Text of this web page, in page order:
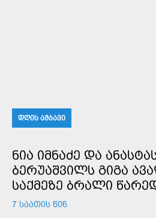
ᲓᲦᲘᲡ ᲐᲛᲑᲐᲕᲘ
ᲜᲘᲐ ᲘᲛᲜᲐᲫᲔ ᲓᲐ
ᲑᲔᲠᲣᲐᲨᲕᲘᲚᲡ ᲒᲘᲒᲐ
ᲡᲐᲥᲛᲔᲖᲔ ᲑᲠᲐᲚᲘ
7 ᲡᲐᲐᲗᲘᲡ ᲬᲘᲜ